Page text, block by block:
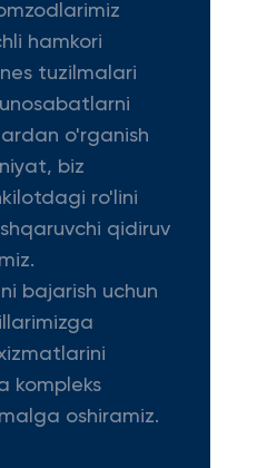
hamkori
tuzilmalari
o'rganish
biz
ro'lini
qidiruv
bajarish uchun
kompleks
oshiramiz.